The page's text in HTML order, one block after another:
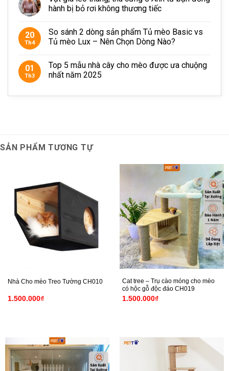
SO SÁNH CHI TIẾT
hành bị bỏ rơi không thương tiếc
20
Th4
So sánh 2 dòng sản phẩm Tủ mèo Basic vs
Tủ mèo Lux – Nên Chọn Dòng Nào?
01
Th3
Top 5 mẫu nhà cây cho mèo được ưa chuộng
nhất năm 2025
SẢN PHẨM TƯƠNG TỰ
Nhà Cho mèo Treo Tường CH010
1.500.000₫
Cat tree – Trụ cào móng cho mèo
có hộc gỗ độc đáo CH019
1.500.000₫